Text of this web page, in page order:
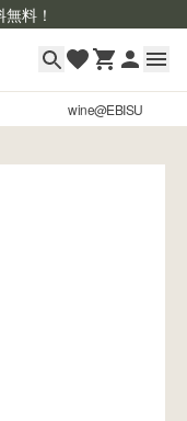
料！
wine@EBISU